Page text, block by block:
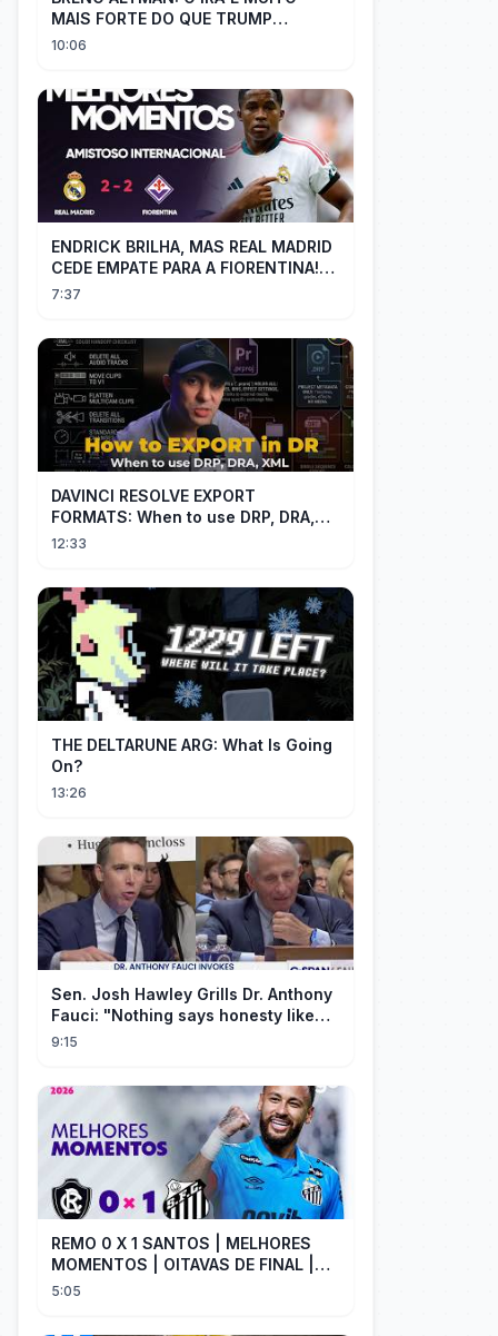
MAIS FORTE DO QUE TRUMP
IMAGINAVA
10:06
ENDRICK BRILHA, MAS REAL MADRID
CEDE EMPATE PARA A FIORENTINA!
MM - Real Madrid 2 x 2 Fiorentina
7:37
DAVINCI RESOLVE EXPORT
FORMATS: When to use DRP, DRA,
XML
12:33
THE DELTARUNE ARG: What Is Going
On?
13:26
Sen. Josh Hawley Grills Dr. Anthony
Fauci: "Nothing says honesty like
taking the Fifth!"
9:15
REMO 0 X 1 SANTOS | MELHORES
MOMENTOS | OITAVAS DE FINAL |
COPA DO BRASIL 2026 | ge.globo
5:05